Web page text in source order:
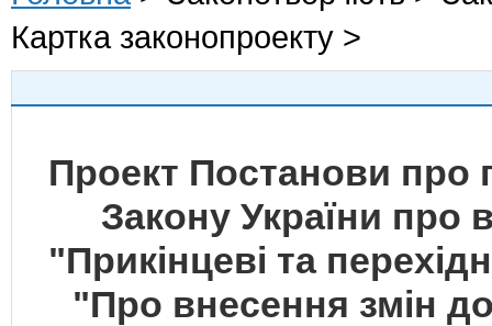
Картка законопроекту >
Проект Постанови про
Закону України про
"Прикінцеві та
"Про внесення змін